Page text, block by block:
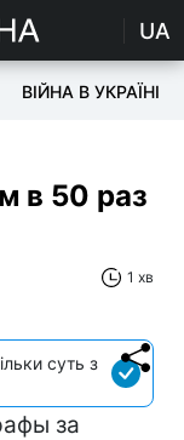
UA
ВІЙНА В УКРАЇНІ
в 50 раз
1 хв
суть з
за